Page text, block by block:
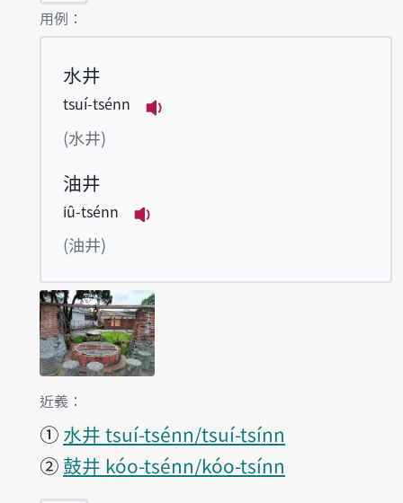
第1項釋義的
用例：
水井
tsuí-tsénn
(水井)
油井
iû-tsénn
(油井)
第1項釋義的
近義：
① 水井 tsuí-tsénn/tsuí-tsínn
② 鼓井 kóo-tsénn/kóo-tsínn